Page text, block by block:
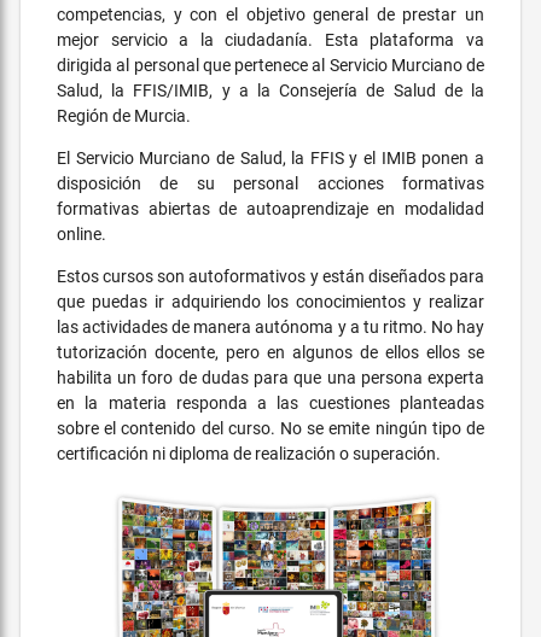
competencias, y con el objetivo general de prestar un
mejor servicio a la ciudadanía. Esta plataforma va
dirigida al personal que pertenece al Servicio Murciano de
Salud, la FFIS/IMIB, y a la Consejería de Salud de la
Región de Murcia.
El Servicio Murciano de Salud, la FFIS y el IMIB ponen a
disposición de su personal acciones formativas
formativas abiertas de autoaprendizaje en modalidad
online.
Estos cursos son autoformativos y están diseñados para
que puedas ir adquiriendo los conocimientos y realizar
las actividades de manera autónoma y a tu ritmo. No hay
tutorización docente, pero en algunos de ellos ellos se
habilita un foro de dudas para que una persona experta
en la materia responda a las cuestiones planteadas
sobre el contenido del curso. No se emite ningún tipo de
certificación ni diploma de realización o superación.